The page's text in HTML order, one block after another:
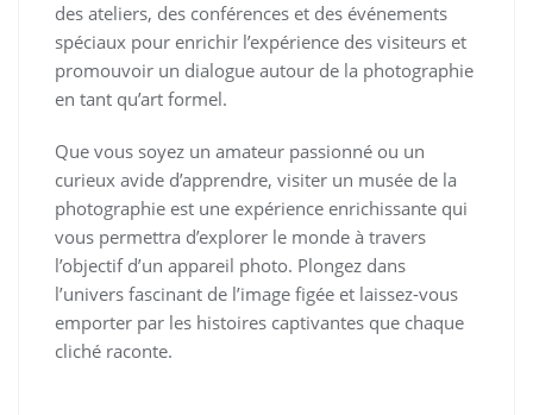
des ateliers, des conférences et des événements
spéciaux pour enrichir l’expérience des visiteurs et
promouvoir un dialogue autour de la photographie
en tant qu’art formel.
Que vous soyez un amateur passionné ou un
curieux avide d’apprendre, visiter un musée de la
photographie est une expérience enrichissante qui
vous permettra d’explorer le monde à travers
l’objectif d’un appareil photo. Plongez dans
l’univers fascinant de l’image figée et laissez-vous
emporter par les histoires captivantes que chaque
cliché raconte.